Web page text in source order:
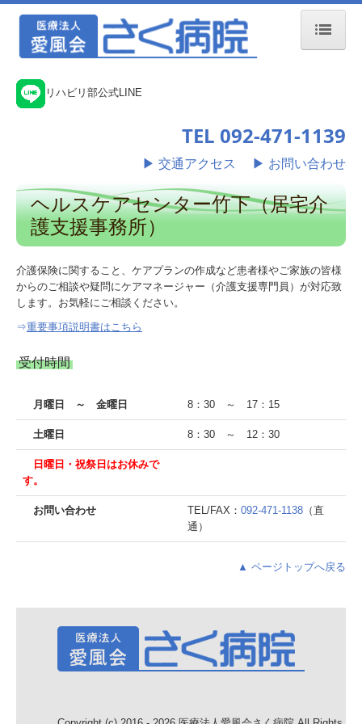
来院の方へ
外来担当医表
診療科目のご案内
各専門外来のご案内
糖尿病教育入院
さく病院について
病院概要
病棟・検査機器のご案内
医師紹介
個人情報保護
部門紹介
リハビリ部公式LINE
TEL 092-471-1139
▶ 交通アクセス ▶ お問い合わせ
ヘルスケアセンター竹下（居宅介
護支援事務所）
介護保険に関すること、ケアプランの作成など患者様やご家族の皆様
からのご相談や疑問にケアマネージャー（介護支援専門員）が対応致
します。お気軽にご相談ください。
⇒重要事項説明書はこちら
受付時間
月曜日 ～ 金曜日 8：30 ～ 17：15
土曜日 8：30 ～ 12：30
日曜日・祝祭日はお休みで
す。
お問い合わせ TEL/FAX： 092-471-1138 （直
通）
▲ ページトップへ戻る